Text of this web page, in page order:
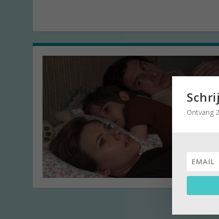
Ontvang